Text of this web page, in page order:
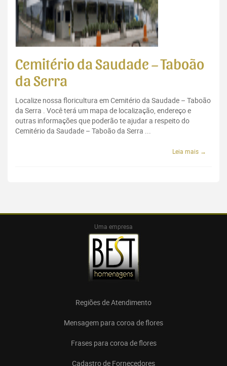
Cemitério da Saudade – Taboão
da Serra
Localize nossa floricultura em Cemitério da Saudade – Taboão
da Serra . Você terá um mapa de localização, endereço e
outras informações que poderão te ajudar a respeito do
Cemitério da Saudade – Taboão da Serra ...
Leia mais →
Uma empresa
Regiões de Atendimento
Mensagem para coroa de flores
Frases para coroa de flores
Cadastro de Fornecedores